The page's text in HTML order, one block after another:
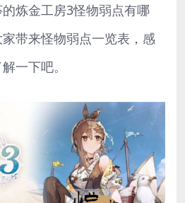
炼金工房3怪物弱点有哪
带来怪物弱点一览表，感
一下吧。